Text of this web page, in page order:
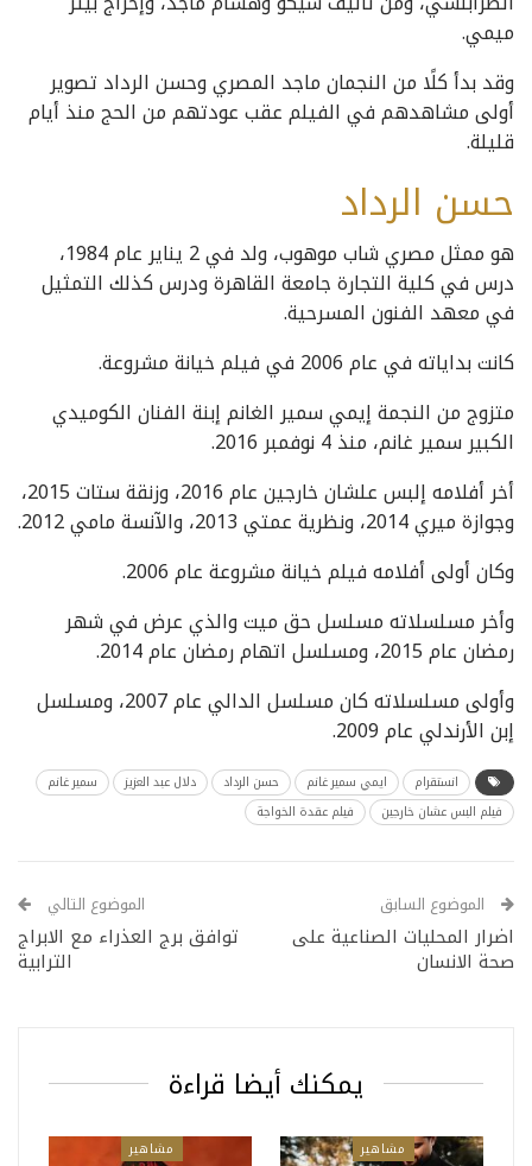
ميمي.
وقد بدأ كلًا من النجمان ماجد المصري وحسن الرداد تصوير
أولى مشاهدهم في الفيلم عقب عودتهم من الحج منذ أيام
قليلة.
حسن الرداد
هو ممثل مصري شاب موهوب، ولد في 2 يناير عام 1984،
درس في كلية التجارة جامعة القاهرة ودرس كذلك التمثيل
في معهد الفنون المسرحية.
كانت بداياته في عام 2006 في فيلم خيانة مشروعة.
متزوج من النجمة إيمي سمير الغانم إبنة الفنان الكوميدي
الكبير سمير غانم، منذ 4 نوفمبر 2016.
أخر أفلامه إلبس علشان خارجين عام 2016، وزنقة ستات 2015،
وجوازة ميري 2014، ونظرية عمتي 2013، والآنسة مامي 2012.
وكان أولى أفلامه فيلم خيانة مشروعة عام 2006.
وأخر مسلسلاته مسلسل حق ميت والذي عرض في شهر
رمضان عام 2015، ومسلسل اتهام رمضان عام 2014.
وأولى مسلسلاته كان مسلسل الدالي عام 2007، ومسلسل
إبن الأرندلي عام 2009.
انستقرام ايمي سمير غانم حسن الرداد دلال عبد العزيز
سمير غانم
فيلم البس عشان خارجين
فيلم عقدة الخواجة
الموضوع السابق
اضرار المحليات الصناعية على
صحة الانسان
الموضوع التالي
توافق برج العذراء مع الابراج
الترابية
يمكنك أيضا قراءة
مشاهير مشاهير